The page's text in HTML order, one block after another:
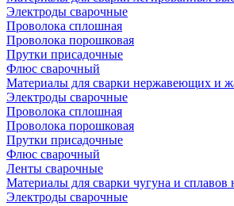
Электроды сварочные
Проволока сплошная
Проволока порошковая
Прутки присадочные
Флюс сварочный
Материалы для сварки нержавеющих и
Электроды сварочные
Проволока сплошная
Проволока порошковая
Прутки присадочные
Флюс сварочный
Ленты сварочные
Материалы для сварки чугуна и сплавов
Электроды сварочные